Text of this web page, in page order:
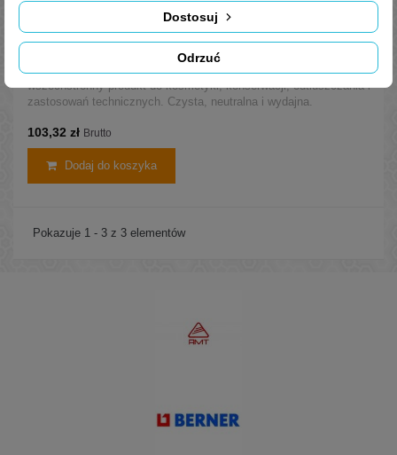
Nafta kosmetyczna bezwonna D100 - kanister 5L
wszechstronny produkt do kosmetyki, konserwacji, odtłuszczania i
zastosowań technicznych. Czysta, neutralna i wydajna.
103,32 zł Brutto
Dodaj do koszyka
Pokazuje 1 - 3 z 3 elementów
Odrzuć
Dostosuj